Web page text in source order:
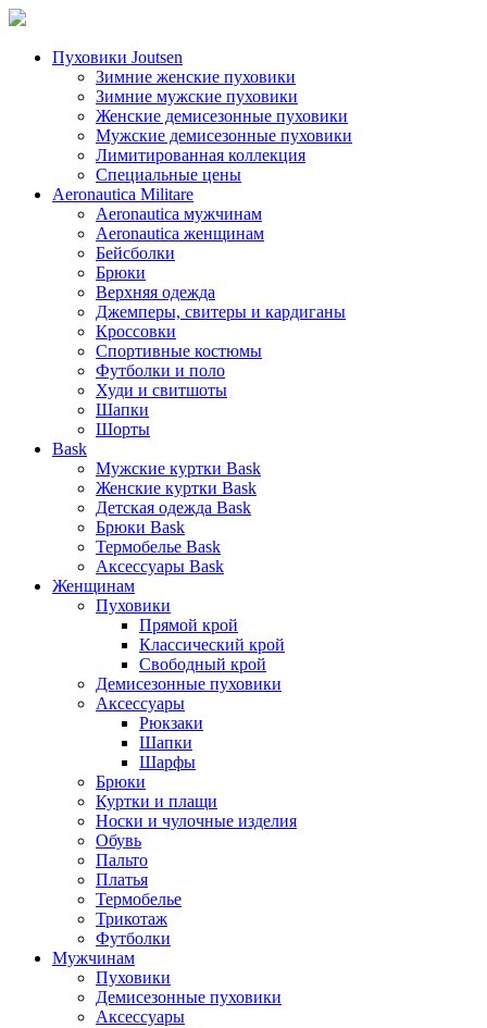
Пуховики Joutsen
Зимние женские пуховики
Зимние мужские пуховики
Женские демисезонные пуховики
Мужские демисезонные пуховики
Лимитированная коллекция
Специальные цены
Aeronautica Militare
Aeronautica мужчинам
Aeronautica женщинам
Бейсболки
Брюки
Верхняя одежда
Джемперы, свитеры и кардиганы
Кроссовки
Спортивные костюмы
Футболки и поло
Худи и свитшоты
Шапки
Шорты
Bask
Мужские куртки Bask
Женские куртки Bask
Детская одежда Bask
Брюки Bask
Термобелье Bask
Аксессуары Bask
Женщинам
Пуховики
Прямой крой
Классический крой
Свободный крой
Демисезонные пуховики
Аксессуары
Рюкзаки
Шапки
Шарфы
Брюки
Куртки и плащи
Носки и чулочные изделия
Обувь
Пальто
Платья
Термобелье
Трикотаж
Футболки
Мужчинам
Пуховики
Демисезонные пуховики
Аксессуары